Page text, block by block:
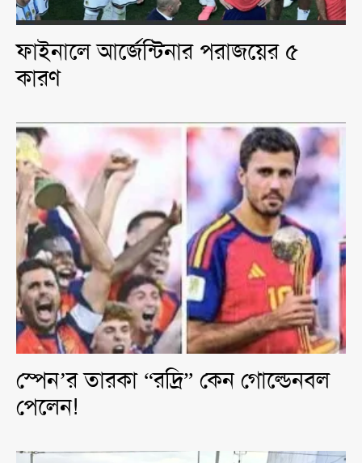
ফাইনালে আর্জেন্টিনার পরাজয়ের ৫
কারণ
স্পেন’র তারকা “রদ্রি” কেন গোল্ডেনবল
পেলেন!